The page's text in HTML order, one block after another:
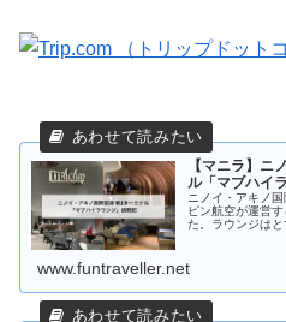
【マニラ】ニ
ル「マブハイ
ニノイ・アキノ
ピン航空が運営
た。ラウンジはと
www.funtraveller.net